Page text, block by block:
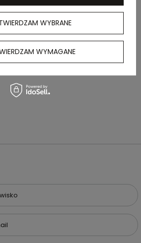
wiązką światła,
WYBRANE
WYMAGANE